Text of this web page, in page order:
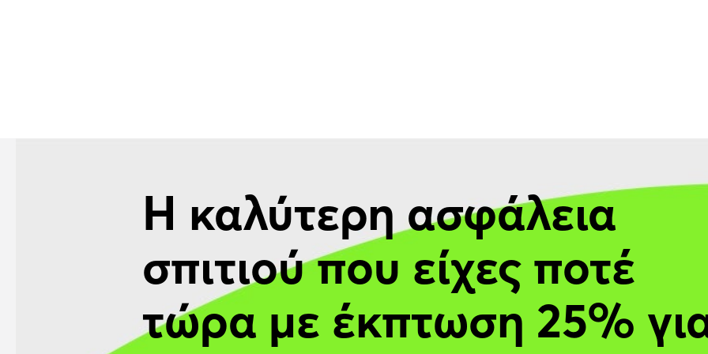
Η καλύτερη ασφάλεια
σπιτιού που είχες ποτέ
τώρα με έκπτωση 25%